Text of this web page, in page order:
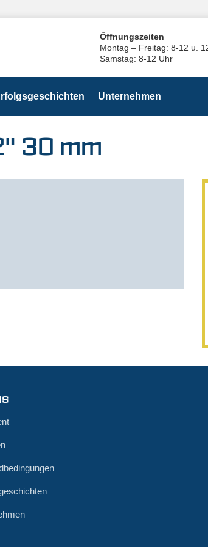
Öffnungszeiten
Montag – Freitag: 8-12 u.
Samstag: 8-12 Uhr
Unternehmen
30 mm